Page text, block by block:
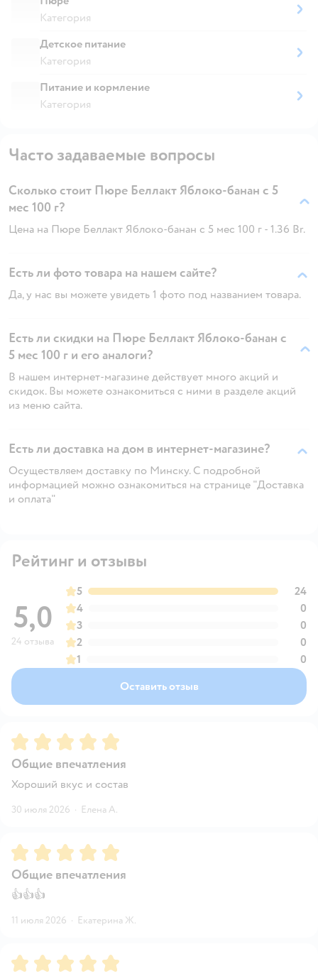
Категория
Детское питание
Категория
Питание и кормление
Категория
Часто задаваемые вопросы
Сколько стоит Пюре Беллакт Яблоко-банан с 5
мес 100 г?
Цена на Пюре Беллакт Яблоко-банан с 5 мес 100 г - 1.36 Br.
Есть ли фото товара на нашем сайте?
Да, у нас вы можете увидеть 1 фото под названием товара.
Есть ли скидки на Пюре Беллакт Яблоко-банан с
5 мес 100 г и его аналоги?
В нашем интернет-магазине действует много акций и
скидок. Вы можете ознакомиться с ними в разделе акций
из меню сайта.
Есть ли доставка на дом в интернет-магазине?
Осуществляем доставку по Минску. С подробной
информацией можно ознакомиться на странице "Доставка
и оплата"
Рейтинг и отзывы
5,0
24 отзыва
5
24
4
0
3
0
2
0
1
0
Оставить отзыв
Рейтинг:5
Общие впечатления
Хороший вкус и состав
30 июля 2026 · Елена А.
Рейтинг:5
Общие впечатления
👍👍👍
11 июля 2026 · Екатерина Ж.
Рейтинг:5